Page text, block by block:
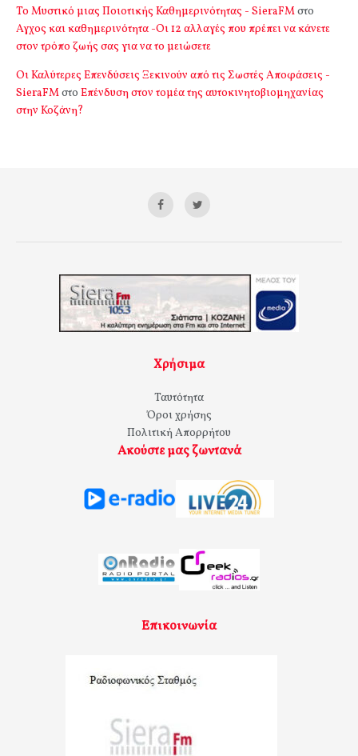
Το Μυστικό μιας Ποιοτικής Καθημερινότητας - SieraFMστο
Αγχος και καθημερινότητα -Οι 12 αλλαγές που πρέπει να κάνετε
στον τρόπο ζωής σας για να το μειώσετε
Οι Καλύτερες Επενδύσεις Ξεκινούν από τις Σωστές Αποφάσεις -
SieraFMστο Επένδυση στον τομέα της αυτοκινητοβιομηχανίας
στην Κοζάνη?
Χρήσιμα
Ταυτότητα
Όροι χρήσης
Πολιτική Απορρήτου
Ακούστε μας ζωντανά
Επικοινωνία